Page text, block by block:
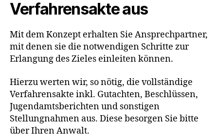
Verfahrensakte aus
Mit dem Konzept erhalten Sie Ansprechpartner,
mit denen sie die notwendigen Schritte zur
Erlangung des Zieles einleiten können.
Hierzu werten wir, so nötig, die vollständige
Verfahrensakte inkl. Gutachten, Beschlüssen,
Jugendamtsberichten und sonstigen
Stellungnahmen aus. Diese besorgen Sie bitte
über Ihren Anwalt.